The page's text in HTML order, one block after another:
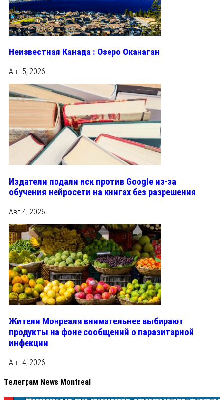
Неизвестная Канада : Озеро Оканаган
Авг 5, 2026
Издатели подали иск против Google из‑за
обучения нейросети на книгах без разрешения
Авг 4, 2026
Жители Монреаля внимательнее выбирают
продукты на фоне сообщений о паразитарной
инфекции
Авг 4, 2026
Телеграм News Montreal